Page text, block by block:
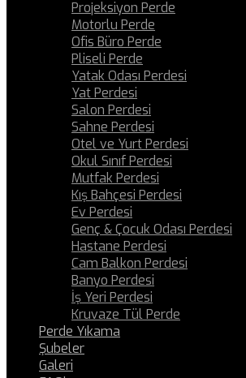
Projeksiyon Perde
Motorlu Perde
Ofis Büro Perde
Pliseli Perde
Yatak Odası Perdesi
Yat Perdesi
Salon Perdesi
Sahne Perdesi
Otel ve Yurt Perdesi
Okul Sınıf Perdesi
Mutfak Perdesi
Kış Bahçesi Perdesi
Ev Perdesi
Genç & Çocuk Odası Perdesi
Hastane Perdesi
Cam Balkon Perdesi
Banyo Perdesi
İş Yeri Perdesi
Kruvaze Tül Perde
Perde Yıkama
Şubeler
Galeri